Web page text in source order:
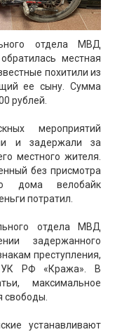
отдела МВД
местная
похитили из
ее сыну. Сумма
рублей.
мероприятий
и задержали за
местного жителя.
без присмотра
дома велобайк
потратил.
отдела МВД
задержанного
преступления,
УК РФ «Кража». В
максимальное
свободы.
устанавливают